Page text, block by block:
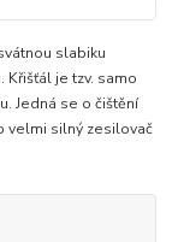
slabiku
Křišťál je tzv. samo
Jedná se o čištění
velmi silný zesilovač